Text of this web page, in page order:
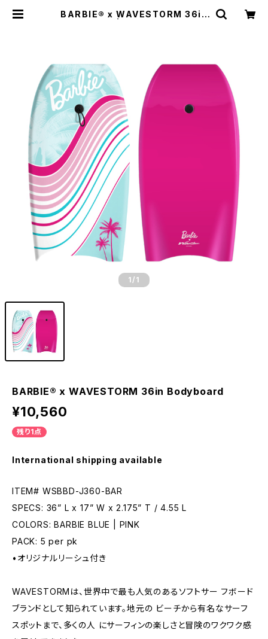
BARBIE® x WAVESTORM 36in
1 /1
BARBIE® x WAVESTORM 36in Bodyboard
¥10,560
残り1点
International shipping available
ITEM# WSBBD-J360-BAR
SPECS: 36” L x 17” W x 2.175” T / 4.55 L
COLORS: BARBIE BLUE | PINK
PACK: 5 per pk
•オリジナルリーシュ付き
WAVESTORMは、世界中で最も人気のあるソフトサー フボード
ブランドとして知られています。地元の ビーチから有名なサーフ
スポットまで、多くの人 にサーフィンの楽しさと冒険のワクワク感